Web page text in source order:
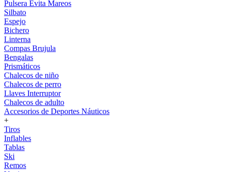
Pulsera Evita Mareos
Silbato
Espejo
Bichero
Linterna
Compas Brujula
Bengalas
Prismáticos
Chalecos de niño
Chalecos de perro
Llaves Interruptor
Chalecos de adulto
Accesorios de Deportes Náuticos
+
Tiros
Inflables
Tablas
Ski
Remos